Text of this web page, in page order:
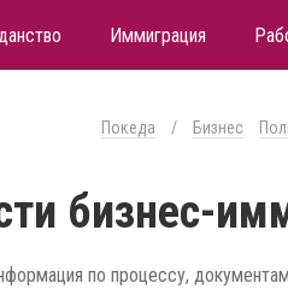
Иммиграция
Покеда / Бизнес
бизнес-
по процессу,